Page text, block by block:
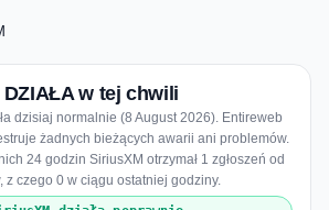
w tej chwili
dzisiaj normalnie (8 August 2026). Entireweb
żadnych bieżących awarii ani problemów.
24 godzin SiriusXM otrzymał 1 zgłoszeń od
z czego 0 w ciągu ostatniej godziny.